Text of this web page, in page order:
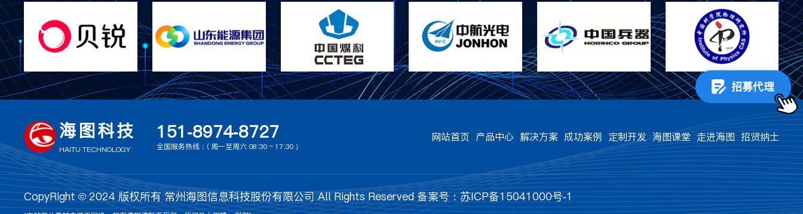
海图科技
HAITU TECHNOLOGY
151-8974-8727
全国服务热线：( 周一至周六 08:30 ~ 17:30 ）
网站首页 产品中心 解决方案 成功案例 定制开发 海图课堂 走进海图 招贤纳士
CopyRight © 2024 版权所有 常州海图信息科技股份有限公司 All Rights Reserved备案号：苏ICP备15041000号-1
招募代理